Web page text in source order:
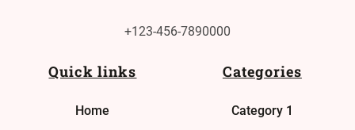
+123-456-7890000
Quick links
Home
Categories
Category 1